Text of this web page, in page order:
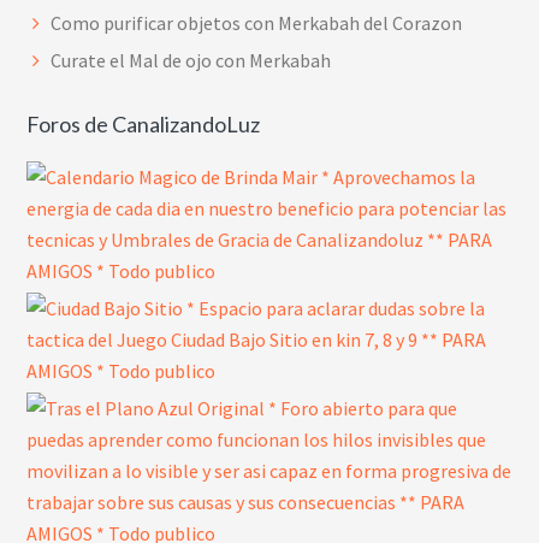
Como purificar objetos con Merkabah del Corazon
Curate el Mal de ojo con Merkabah
Foros de CanalizandoLuz